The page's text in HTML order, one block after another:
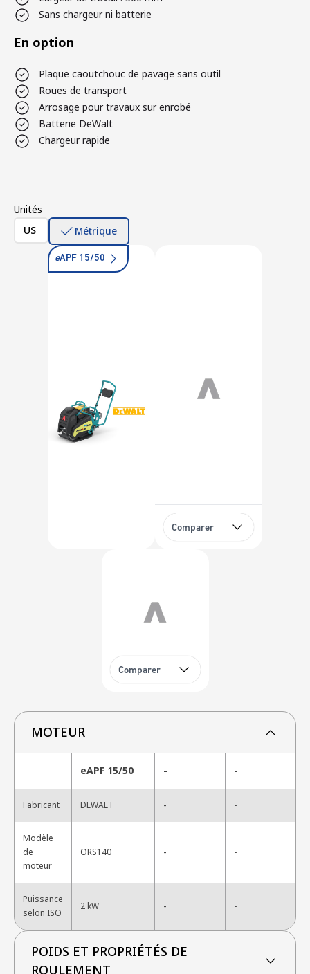
Sans chargeur ni batterie
En option
Plaque caoutchouc de pavage sans outil
Roues de transport
Arrosage pour travaux sur enrobé
Batterie DeWalt
Chargeur rapide
Unités
US
Métrique
eAPF 15/50
Comparer
Comparer
MOTEUR
eAPF 15/50 - -
Fabricant DEWALT - -
Modèle
de
moteur
ORS140 - -
Puissance
selon ISO
2 kW - -
POIDS ET PROPRIÉTÉS DE
ROULEMENT